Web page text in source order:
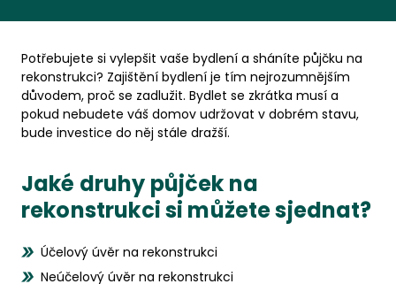
Potřebujete si vylepšit vaše bydlení a sháníte půjčku na
rekonstrukci? Zajištění bydlení je tím nejrozumnějším
důvodem, proč se zadlužit. Bydlet se zkrátka musí a
pokud nebudete váš domov udržovat v dobrém stavu,
bude investice do něj stále dražší.
Jaké druhy půjček na
rekonstrukci si můžete sjednat?
Účelový úvěr na rekonstrukci
Neúčelový úvěr na rekonstrukci